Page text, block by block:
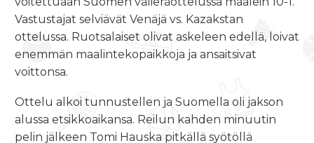
Vastustajat selviävät Venäjä vs. Kazakstan
ottelussa. Ruotsalaiset olivat askeleen edellä, loivat
enemmän maalintekopaikkoja ja ansaitsivat
voittonsa.
Ottelu alkoi tunnustellen ja Suomella oli jakson
alussa etsikkoaikansa. Reilun kahden minuutin
pelin jälkeen Tomi Hauska pitkällä syötöllä